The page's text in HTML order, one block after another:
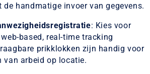
de handmatige invoer van gegevens.
: Kies voor
based, real-time tracking
prikklokken zijn handig voor
van arbeid op locatie.